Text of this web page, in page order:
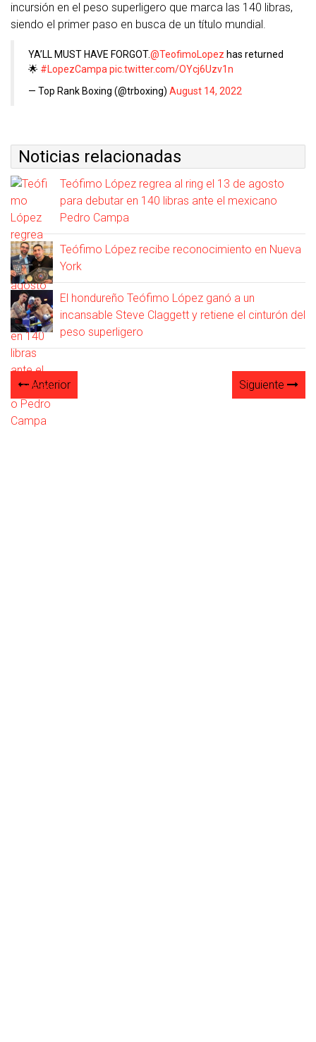
incursión en el peso superligero que marca las 140 libras,
siendo el primer paso en busca de un título mundial.
YA’LL MUST HAVE FORGOT.@TeofimoLopez has returned
🌟 #LopezCampa pic.twitter.com/OYcj6Uzv1n
— Top Rank Boxing (@trboxing) August 14, 2022
Noticias relacionadas
Teófimo López regrea al ring el 13 de agosto
para debutar en 140 libras ante el mexicano
Pedro Campa
Teófimo López recibe reconocimiento en Nueva
York
El hondureño Teófimo López ganó a un
incansable Steve Claggett y retiene el cinturón del
peso superligero
Anterior Siguiente